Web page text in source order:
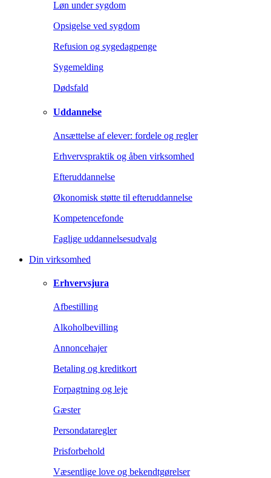
Løn under sygdom
Opsigelse ved sygdom
Refusion og sygedagpenge
Sygemelding
Dødsfald
Uddannelse
Ansættelse af elever: fordele og regler
Erhvervspraktik og åben virksomhed
Efteruddannelse
Økonomisk støtte til efteruddannelse
Kompetencefonde
Faglige uddannelsesudvalg
Din virksomhed
Erhvervsjura
Afbestilling
Alkoholbevilling
Annoncehajer
Betaling og kreditkort
Forpagtning og leje
Gæster
Persondataregler
Prisforbehold
Væsentlige love og bekendtgørelser